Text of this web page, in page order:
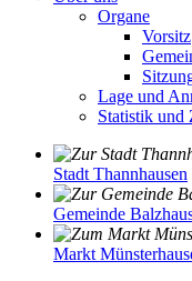
Organe
Vorsitz
Lage und
Statistik und
Stadt Thannhausen
Gemeinde
Markt